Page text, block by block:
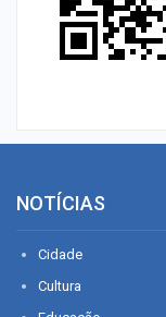
NOTÍCIAS
Cidade
Cultura